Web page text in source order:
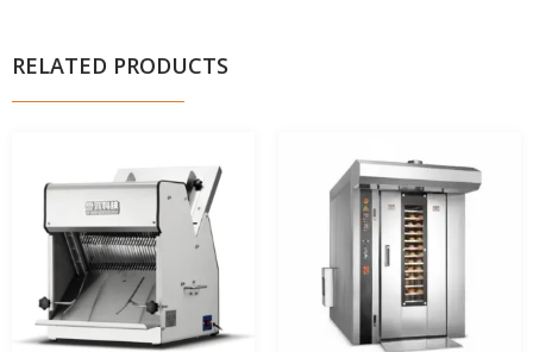
RELATED PRODUCTS